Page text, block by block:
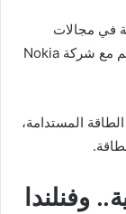
في مجالات
مع شركة Nokia
المستدامة،
وفنلندا